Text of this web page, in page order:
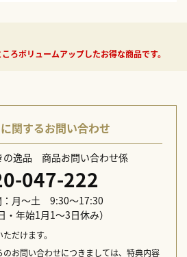
ろボリュームアップしたお得な商品です。
関するお問い合わせ
の逸品 商品お問い合わせ係
047-222
：月～土 9:30～17:30
・年始1月1～3日休み）
だけます。
お問い合わせにつきましては、特典内容